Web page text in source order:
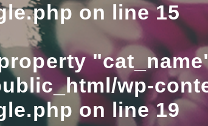
on line15
wp-
on line19